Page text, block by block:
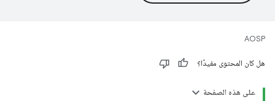
AOSP
هل كان المحتوى مفيدًا؟
على هذه الصفحة